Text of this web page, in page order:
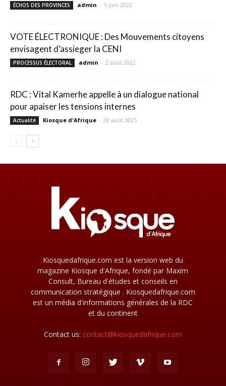
ÉCHOS DES PROVINCES admin - 5 juin 2023
VOTE ÉLECTRONIQUE : Des Mouvements citoyens
envisagent d’assieger la CENI
PROCESSUS ÉLECTORAL admin - 2 août 2022
RDC : Vital Kamerhe appelle à un dialogue national
pour apaiser les tensions internes
Actualité Kiosque d'Afrique - 20 août 2025
Kiosquedafrique.com est la version web du
magazine Kiosque d'Afrique, fondé par Maxim
Consult, Bureau d'études et conseils en
communication stratégique . Kiosquedafrique.com
est un média d'informations générales de la RDC
et du continent
Contact us: contact@kiosquedafrique.com